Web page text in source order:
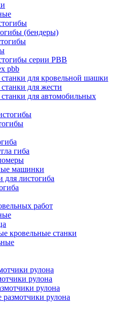
(бендеры)
серии PBB
pbb
для кровельной шашки
для жести
для автомобильных
гиба
машинки
листогиба
работ
кровельные станки
рулона
рулона
рулона
рулона